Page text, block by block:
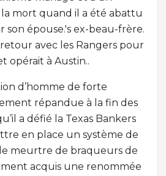
mort quand il a été abattu
épouse.'s ex-beau-frère.
retour avec les Rangers pour
opérait à Austin..
d’homme de forte
répandue à la fin des
a défié la Texas Bankers
en place un système de
meurtre de braqueurs de
acquis une renommée